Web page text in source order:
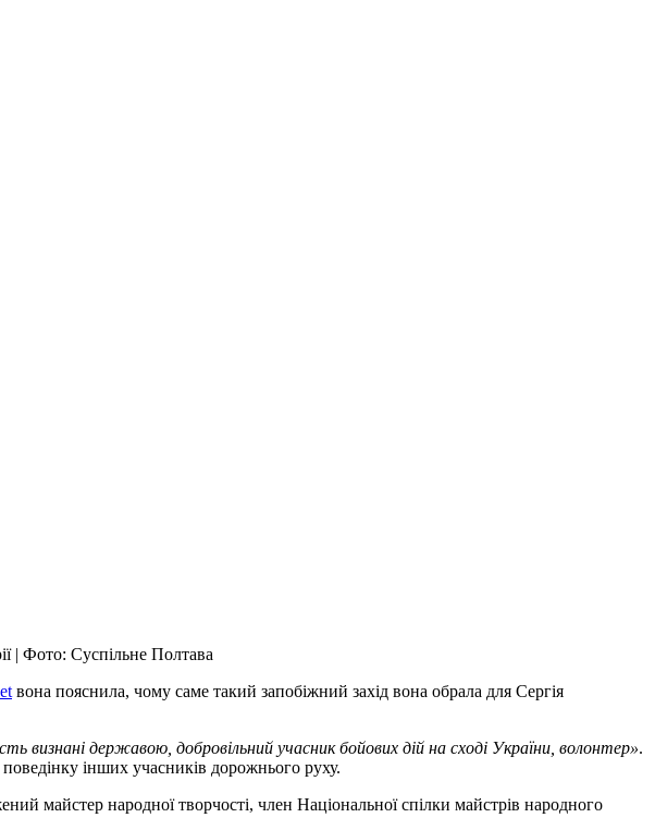
| Фото: Суспільне Полтава
вона пояснила, чому саме такий запобіжний захід вона обрала для Сергія
визнані державою, добровільний учасник бойових дій на сході України, волонтер».
інших учасників дорожнього руху.
майстер народної творчості, член Національної спілки майстрів народного